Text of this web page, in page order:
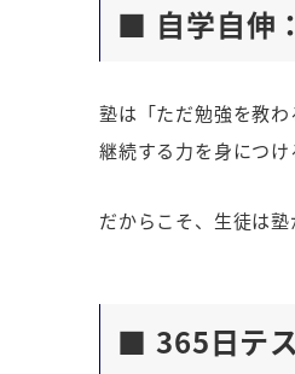
■ 自学自伸
塾は「ただ勉強を教
継続する力を身につけ
だからこそ、生徒は塾
■ 365日テ